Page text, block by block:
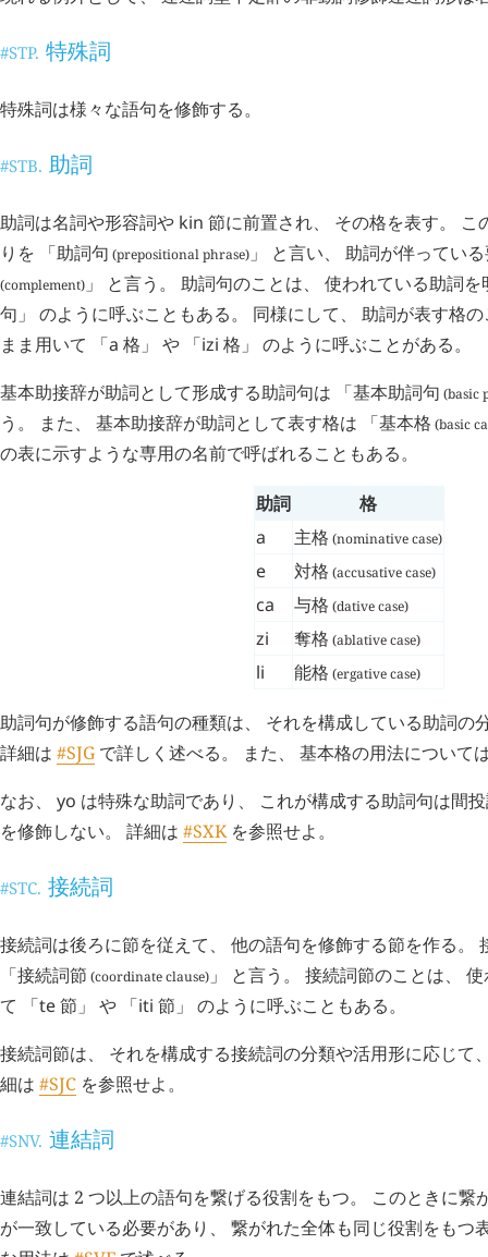
#STP. 特殊詞
特殊詞は様々な語句を修飾する。
#STB. 助詞
助詞は名詞や形容詞や kin 節に前置され、 その格を表す。 こ
りを 「助詞句 (prepositional phrase) 」 と言い、 助詞が伴ってい
(complement) 」 と言う。 助詞句のことは、 使われている助詞
句」 のように呼ぶこともある。 同様にして、 助詞が表す格
まま用いて 「a 格」 や 「izi 格」 のように呼ぶことがある。
基本助接辞が助詞として形成する助詞句は 「基本助詞句 (basic
う。 また、 基本助接辞が助詞として表す格は 「基本格 (basic
の表に示すような専用の名前で呼ばれることもある。
助詞
格
a
主格 (nominative case)
e 対格 (accusative case)
ca 与格 (dative case)
zi 奪格 (ablative case)
li 能格 (ergative case)
助詞句が修飾する語句の種類は、 それを構成している助詞の
詳細は #SJG で詳しく述べる。 また、 基本格の用法について
なお、 yo は特殊な助詞であり、 これが構成する助詞句は間
を修飾しない。 詳細は #SXKを参照せよ。
#STC. 接続詞
接続詞は後ろに節を従えて、 他の語句を修飾する節を作る。
「接続詞節 (coordinate clause) 」 と言う。 接続詞節のことは、
て 「te節」 や 「iti 節」 のように呼ぶこともある。
接続詞節は、 それを構成する接続詞の分類や活用形に応じて
細は #SJC を参照せよ。
#SNV. 連結詞
連結詞は 2 つ以上の語句を繋げる役割をもつ。 このときに繋
が一致している必要があり、 繋がれた全体も同じ役割をもつ